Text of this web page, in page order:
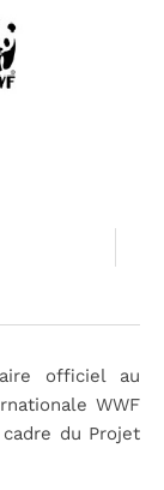
officiel au
WWF
du Projet